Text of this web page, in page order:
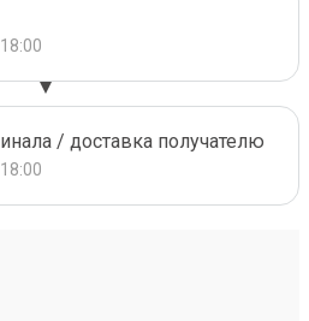
/ доставка получателю